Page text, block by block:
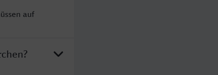
auf